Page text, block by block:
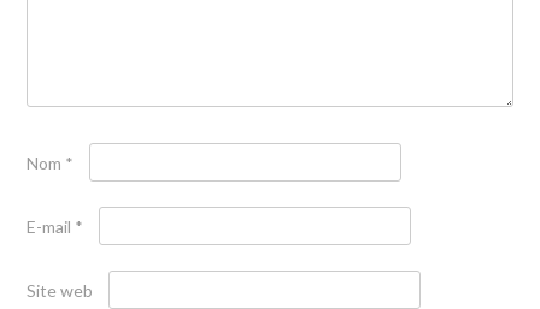
Nom *
E-mail *
Site web